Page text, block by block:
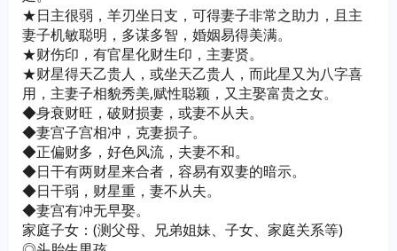
★日主很弱，羊刃坐日支，可得妻子非常之助力，且主
妻子机敏聪明，多谋多智，婚姻易得美满。
★财伤印，有官星化财生印，主妻贤。
★财星得天乙贵人，或坐天乙贵人，而此星又为八字喜
用，主妻子相貌秀美,赋性聪颖，又主娶富贵之女。
◆身衰财旺，破财损妻，或妻不从夫。
◆妻宫子宫相冲，克妻损子。
◆正偏财多，好色风流，夫妻不和。
◆日干有两财星来合者，容易有双妻的暗示。
◆日干弱，财星重，妻不从夫。
◆妻宫有冲无早娶。
家庭子女：(测父母、兄弟姐妹、子女、家庭关系等)